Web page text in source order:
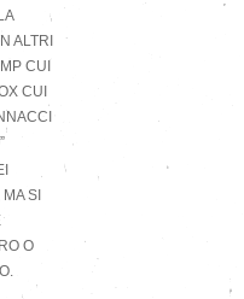
ALTRI
CUI
CUI
SI
O